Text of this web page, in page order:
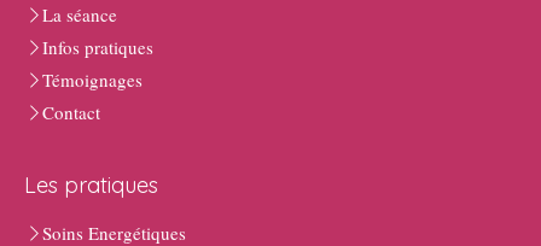
La séance
Infos pratiques
Témoignages
Contact
Les pratiques
Soins Energétiques